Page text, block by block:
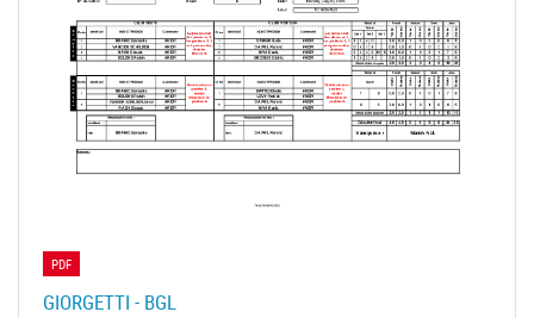
PDF
GIORGETTI - BGL